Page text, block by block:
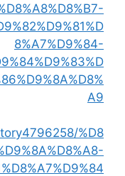
8%A7%D9%84-
A9
%D8